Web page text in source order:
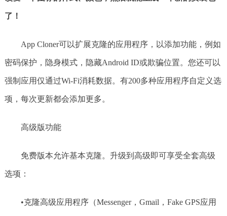
了！
App Cloner可以扩展克隆的应用程序，以添加功能，例如
密码保护，隐身模式，隐藏Android ID或欺骗位置。您还可以
强制应用仅通过Wi-Fi消耗数据。有200多种应用程序自定义选
项，每次更新都会添加更多。
高级版功能
免费版本允许基本克隆。升级到高级即可享受全套高级
选项：
•克隆高级应用程序（Messenger，Gmail，Fake GPS应用